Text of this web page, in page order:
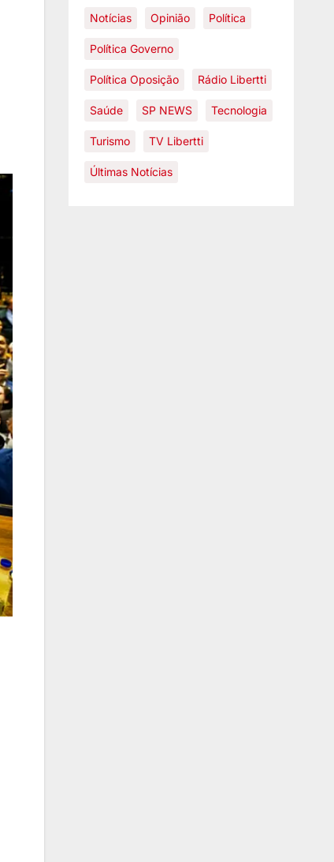
Notícias Opinião Política
Política Governo
Política Oposição Rádio Libertti
Saúde SP NEWS Tecnologia
Turismo TV Libertti
Últimas Notícias